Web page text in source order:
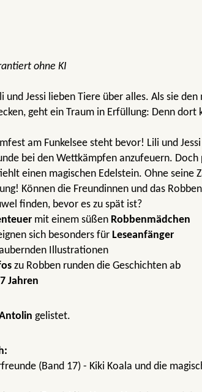
ohne KI
und Jessi lieben Tiere über alles. Als sie
geht ein Traum in Erfüllung: Denn dort
am Funkelsee steht bevor! Lili und
bei den Wettkämpfen anzufeuern.
einen magischen Edelstein. Ohne seine
Können die Freundinnen und das
finden, bevor es zu spät ist?
mit einem süßen Robbenmädchen
sich besonders für Leseanfänger
Illustrationen
zu Robben runden die Geschichten ab
Jahren
gelistet.
(Band 17) - Kiki Koala und die